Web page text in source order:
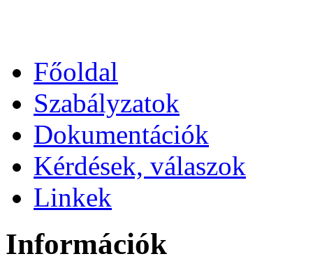
Főoldal
Szabályzatok
Dokumentációk
Kérdések, válaszok
Linkek
Információk